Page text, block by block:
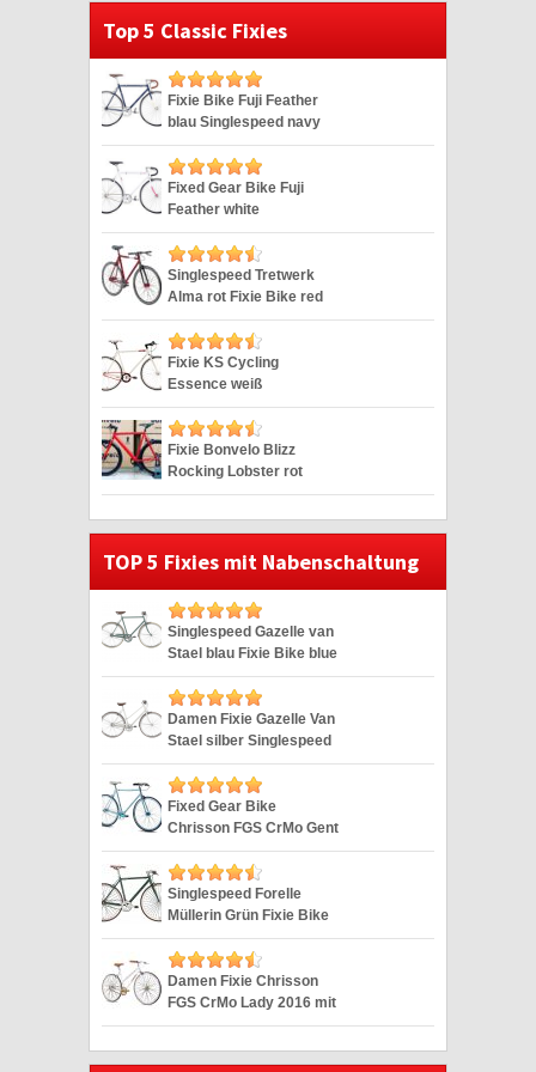
Top 5 Classic Fixies
Fixie Bike Fuji Feather
blau Singlespeed navy
28″
Fixed Gear Bike Fuji
Feather white
Singlespeed weiss 28″
Singlespeed Tretwerk
Alma rot Fixie Bike red
28″
Fixie KS Cycling
Essence weiß
Singlespeed 28″
Fixie Bonvelo Blizz
Rocking Lobster rot
Singlespeed red 28″
TOP 5 Fixies mit Nabenschaltung
Singlespeed Gazelle van
Stael blau Fixie Bike blue
28″
Damen Fixie Gazelle Van
Stael silber Singlespeed
Silver 28″
Fixed Gear Bike
Chrisson FGS CrMo Gent
blau Duomatic 28″
Singlespeed Forelle
Müllerin Grün Fixie Bike
Hartje 28 Zoll
Damen Fixie Chrisson
FGS CrMo Lady 2016 mit
2G weiss 28″